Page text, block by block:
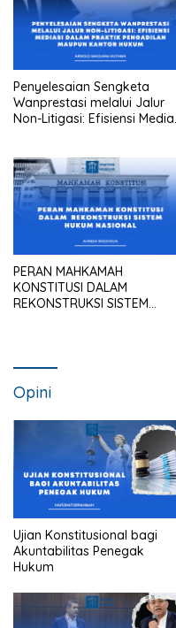
Penyelesaian Sengketa
Wanprestasi melalui Jalur
Non-Litigasi: Efisiensi Mediasi
PERAN MAHKAMAH
KONSTITUSI DALAM
REKONSTRUKSI SISTEM
Opini
Ujian Konstitusional bagi
Akuntabilitas Penegak
Hukum